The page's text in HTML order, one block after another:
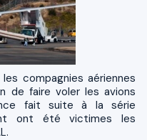
de faire voler les avions
fait suite à la série
ont été victimes les